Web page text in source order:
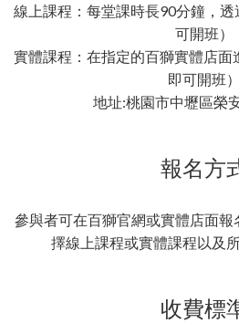
線上課程：每堂課時長90分鐘，
可開班）
實體課程：在指定的百獅實體店面
即可開班）
地址:桃園市中壢區榮
報名方
參與者可在百獅官網或實體店面
擇線上課程或實體課程以及
收費標